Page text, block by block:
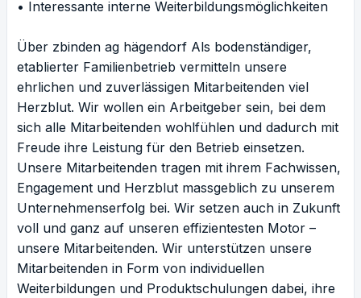
• Interessante interne Weiterbildungsmöglichkeiten
Über zbinden ag hägendorf Als bodenständiger,
etablierter Familienbetrieb vermitteln unsere
ehrlichen und zuverlässigen Mitarbeitenden viel
Herzblut. Wir wollen ein Arbeitgeber sein, bei dem
sich alle Mitarbeitenden wohlfühlen und dadurch mit
Freude ihre Leistung für den Betrieb einsetzen.
Unsere Mitarbeitenden tragen mit ihrem Fachwissen,
Engagement und Herzblut massgeblich zu unserem
Unternehmenserfolg bei. Wir setzen auch in Zukunft
voll und ganz auf unseren effizientesten Motor –
unsere Mitarbeitenden. Wir unterstützen unsere
Mitarbeitenden in Form von individuellen
Weiterbildungen und Produktschulungen dabei, ihre